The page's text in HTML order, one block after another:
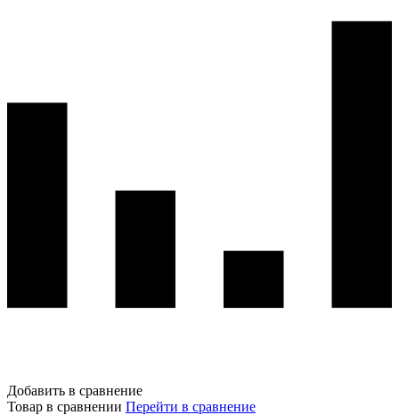
Добавить в сравнение
Товар в сравнении Перейти в сравнение